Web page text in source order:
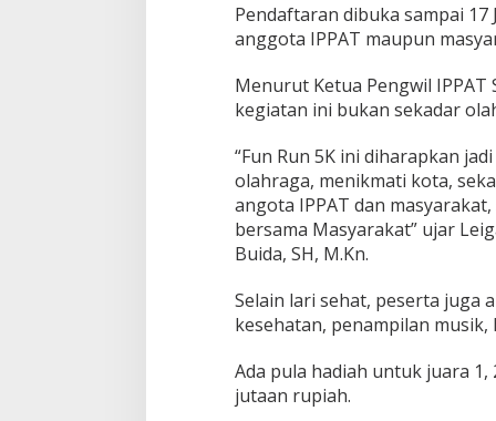
Pendaftaran dibuka sampai
anggota IPPAT maupun
Menurut Ketua Pengwil IPPAT
kegiatan ini bukan sekadar
“Fun Run 5K ini diharapkan
olahraga, menikmati kota,
angota IPPAT dan
bersama Masyarakat” ujar
Buida, SH, M.Kn.
Selain lari sehat, peserta juga
kesehatan, penampilan
Ada pula hadiah untuk juara
jutaan rupiah.